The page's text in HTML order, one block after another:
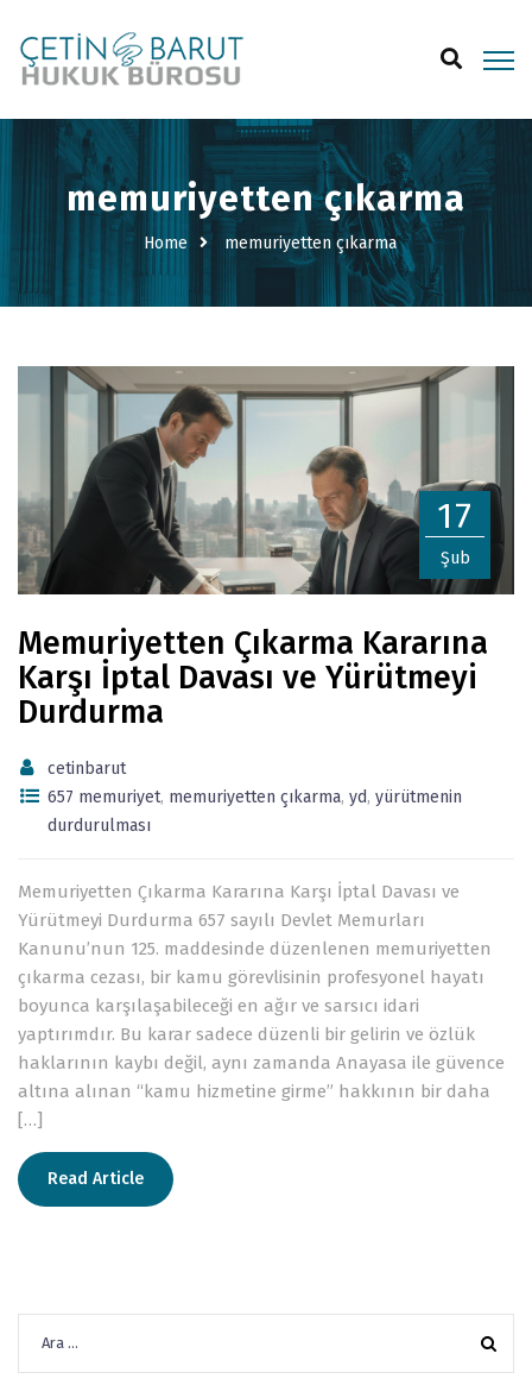
memuriyetten çıkarma
Home memuriyetten çıkarma
17
Şub
Memuriyetten Çıkarma Kararına
Karşı İptal Davası ve Yürütmeyi
Durdurma
cetinbarut
657 memuriyet, memuriyetten çıkarma, yd, yürütmenin
durdurulması
Memuriyetten Çıkarma Kararına Karşı İptal Davası ve
Yürütmeyi Durdurma 657 sayılı Devlet Memurları
Kanunu’nun 125. maddesinde düzenlenen memuriyetten
çıkarma cezası, bir kamu görevlisinin profesyonel hayatı
boyunca karşılaşabileceği en ağır ve sarsıcı idari
yaptırımdır. Bu karar sadece düzenli bir gelirin ve özlük
haklarının kaybı değil, aynı zamanda Anayasa ile güvence
altına alınan “kamu hizmetine girme” hakkının bir daha
[…]
Read Article